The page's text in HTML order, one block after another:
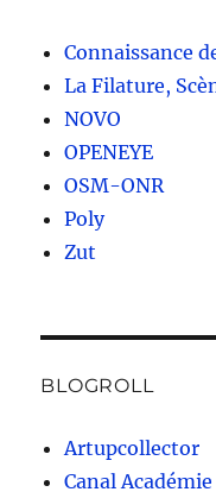
Connaissance
La Filature,
NOVO
OPENEYE
OSM-ONR
Poly
Zut
BLOGROLL
Artupcollector
Canal Académie